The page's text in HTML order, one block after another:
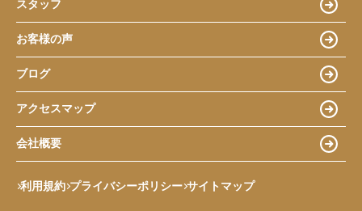
スタッフ
お客様の声
ブログ
アクセスマップ
会社概要
利用規約 プライバシーポリシー サイトマップ